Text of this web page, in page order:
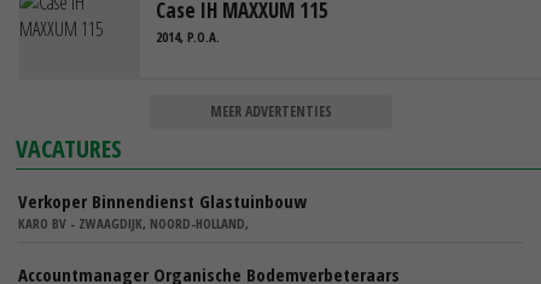
Case IH MAXXUM 115
2014, P.O.A.
MEER ADVERTENTIES
VACATURES
Verkoper Binnendienst Glastuinbouw
KARO BV - ZWAAGDIJK, NOORD-HOLLAND,
Accountmanager Organische Bodemverbeteraars